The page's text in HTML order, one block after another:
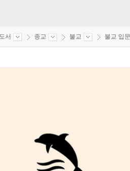
서 종교 불교 불교 입